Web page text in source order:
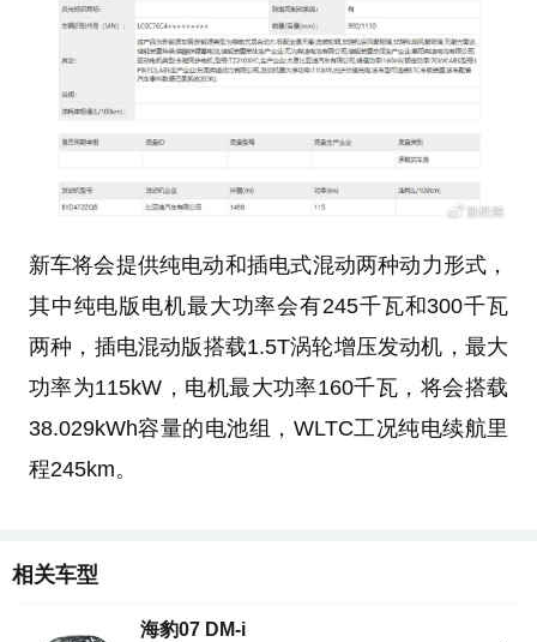
新车将会提供纯电动和插电式混动两种动力形式，
其中纯电版电机最大功率会有245千瓦和300千瓦
两种，插电混动版搭载1.5T涡轮增压发动机，最大
功率为115kW，电机最大功率160千瓦，将会搭载
38.029kWh容量的电池组，WLTC工况纯电续航里
程245km。
相关车型
海豹07 DM-i